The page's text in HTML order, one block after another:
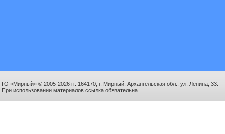
ГО «Мирный» © 2005-2026 гг. 164170, г. Мирный, Архангельская обл., ул. Ленина, 33.
При использовании материалов ссылка обязательна.